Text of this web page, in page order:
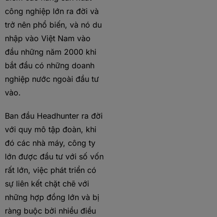
công nghiệp lớn ra đời và
trở nên phổ biến, và nó du
nhập vào Việt Nam vào
đầu những năm 2000 khi
bắt đầu có những doanh
nghiệp nước ngoài đầu tư
vào.
Ban đầu Headhunter ra đời
với quy mô tập đoàn, khi
đó các nhà máy, công ty
lớn được đầu tư với số vốn
rất lớn, việc phát triển có
sự liên kết chặt chẽ với
những hợp đồng lớn và bị
ràng buộc bởi nhiều điều